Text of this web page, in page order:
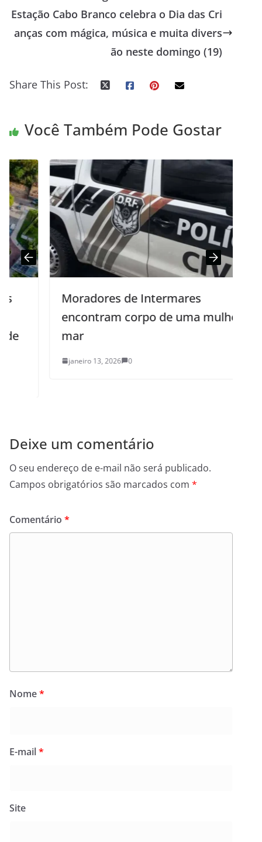
Estação Cabo Branco celebra o Dia das Cri
anças com mágica, música e muita divers
ão neste domingo (19)
Share This Post:
Você Também Pode Gostar
Moradores de Intermares
encontram corpo de uma mulher no
janeiro 13, 2026 0
Deixe um comentário
O seu endereço de e-mail não será publicado.
Campos obrigatórios são marcados com *
Comentário *
Nome*
E-mail*
Site